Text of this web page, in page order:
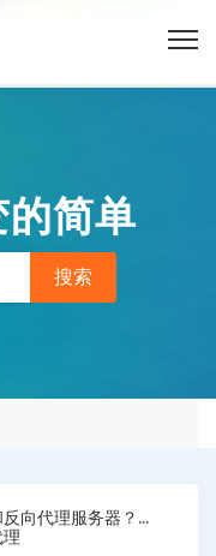
简单
向代理服务器？为